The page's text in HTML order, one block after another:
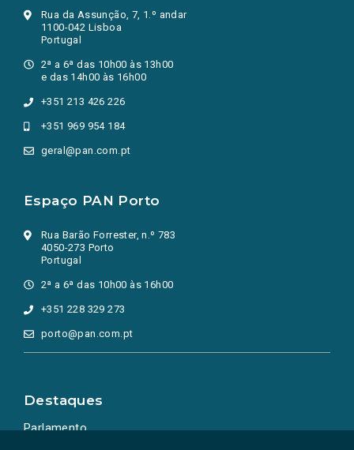
Rua da Assunção, 7, 1.º andar
1100-042 Lisboa
Portugal
2ª a 6ª das 10h00 às 13h00
e das 14h00 às 16h00
+351 213 426 226
+351 969 954 184
geral@pan.com.pt
Espaço PAN Porto
Rua Barão Forrester, n.º 783
4050-273 Porto
Portugal
2ª a 6ª das 10h00 às 16h00
+351 228 329 273
porto@pan.com.pt
Destaques
Parlamento